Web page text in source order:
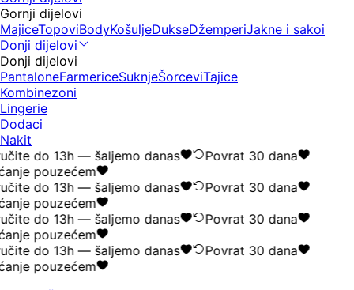
Gornji dijelovi
MajiceTopoviBodyKošuljeDukseDžemperiJakne i sakoi
Donji dijelovi
Donji dijelovi
PantaloneFarmericeSuknjeŠorceviTajice
Kombinezoni
Lingerie
Dodaci
Nakit
do 13h — šaljemo danas
Povrat 30 dana
pouzećem
do 13h — šaljemo danas
Povrat 30 dana
pouzećem
do 13h — šaljemo danas
Povrat 30 dana
pouzećem
do 13h — šaljemo danas
Povrat 30 dana
pouzećem